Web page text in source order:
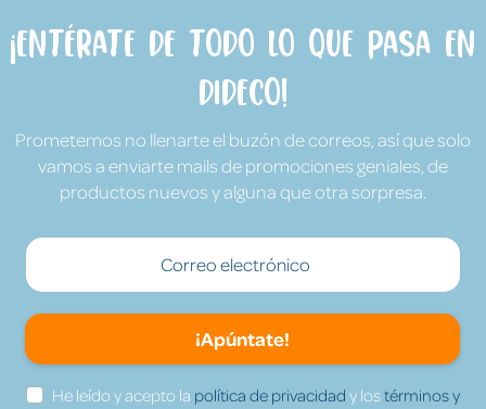
¡Entérate de todo lo que pasa en
Dideco!
Prometemos no llenarte el buzón de correos, así que solo
vamos a enviarte mails de promociones geniales, de
productos nuevos y alguna que otra sorpresa.
¡Apúntate!
He leído y acepto la política de privacidad y lostérminos y